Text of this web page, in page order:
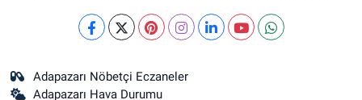
Adapazarı Nöbetçi Eczaneler
Adapazarı Hava Durumu